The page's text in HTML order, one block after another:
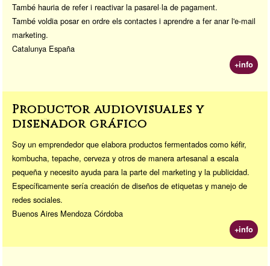
També hauria de refer i reactivar la pasarel·la de pagament.
També voldia posar en ordre els contactes i aprendre a fer anar l'e-mail
marketing.
Catalunya España
+info
Productor audiovisuales y
diseñador gráfico
Soy un emprendedor que elabora productos fermentados como kéfir,
kombucha, tepache, cerveza y otros de manera artesanal a escala
pequeña y necesito ayuda para la parte del marketing y la publicidad.
Específicamente sería creación de diseños de etiquetas y manejo de
redes sociales.
Buenos Aires Mendoza Córdoba
+info